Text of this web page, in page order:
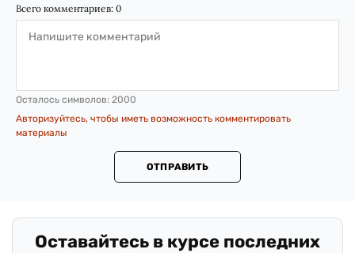
Всего комментариев: 0
Осталось символов: 2000
Авторизуйтесь, чтобы иметь возможность комментировать
материалы
ОТПРАВИТЬ
Оставайтесь в курсе последних